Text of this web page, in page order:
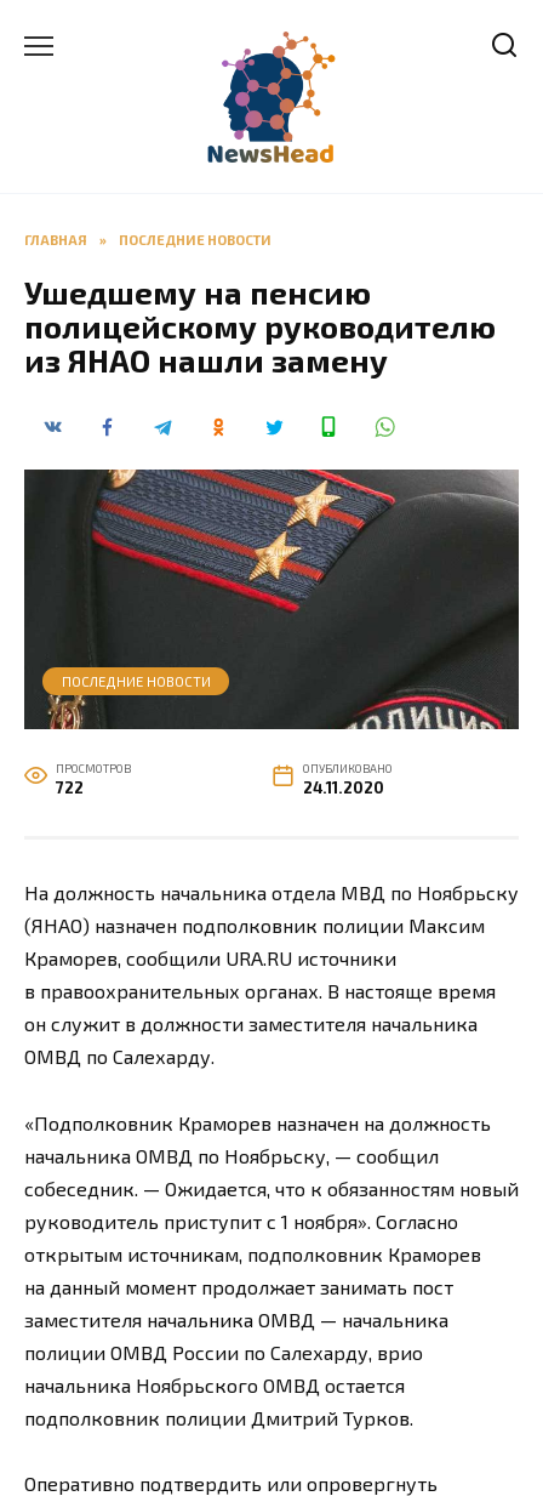
ГЛАВНАЯ » ПОСЛЕДНИЕ НОВОСТИ
Ушедшему на пенсию
полицейскому руководителю
из ЯНАО нашли замену
ПОСЛЕДНИЕ НОВОСТИ
ПРОСМОТРОВ
722
ОПУБЛИКОВАНО
24.11.2020
На должность начальника отдела МВД по Ноябрьску
(ЯНАО) назначен подполковник полиции Максим
Краморев, сообщили URA.RU источники
в правоохранительных органах. В настояще время
он служит в должности заместителя начальника
ОМВД по Салехарду.
«Подполковник Краморев назначен на должность
начальника ОМВД по Ноябрьску, — сообщил
собеседник. — Ожидается, что к обязанностям новый
руководитель приступит с 1 ноября». Согласно
открытым источникам, подполковник Краморев
на данный момент продолжает занимать пост
заместителя начальника ОМВД — начальника
полиции ОМВД России по Салехарду, врио
начальника Ноябрьского ОМВД остается
подполковник полиции Дмитрий Турков.
Оперативно подтвердить или опровергнуть